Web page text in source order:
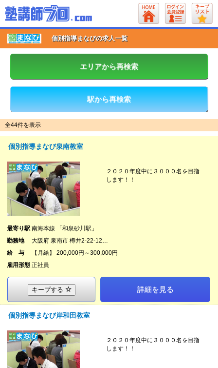
個別指導まなびの求人一覧
エリアから再検索
駅から再検索
全44件を表示
個別指導まなび泉南教室
２０２０年度中に３０００名を目指
します！！
最寄り駅 南海本線 「和泉砂川駅」
勤務地
大阪府 泉南市 樽井2-22-12…
給 与
【月給】 200,000円～300,000円
雇用形態 正社員
キープする 詳細を見る
個別指導まなび岸和田教室
２０２０年度中に３０００名を目指
します！！